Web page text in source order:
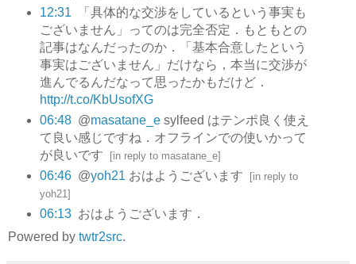
12:31
「具体的な交渉をしているという事実も
ございません」ってのは完全否定．もともとの
記事はなんだったのか．「基本合意したという
事実はございません」だけなら，本当に交渉が
進んでるんだなって思ったかもだけど．
http://t.co/KbUsofXG
06:48 @masatane_esylfeed はテンポ良く使え
て良い感じですね．オフラインでの使いかって
が良いです [in reply to masatane_e]
06:46 @yoh21 おはようございます [in reply to
yoh21]
06:13 おはようございます．
Powered by twtr2src.